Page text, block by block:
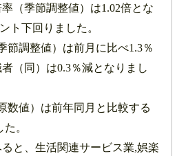
（季節調整値）は1.02倍とな
ト下回りました。
調整値）は前月に比べ1.3％
（同）は0.3％減となりまし
数値）は前年同月と比較する
。
と、生活関連サービス業,娯楽